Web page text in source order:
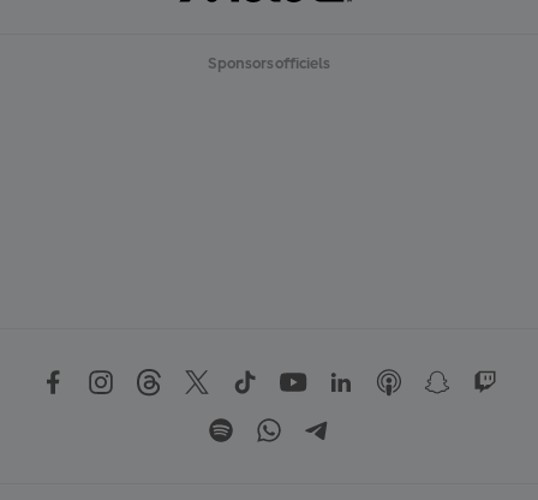
Sponsors officiels